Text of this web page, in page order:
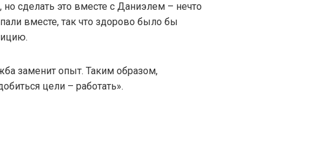
сделать это вместе с Даниэлем – нечто
вместе, так что здорово было бы
заменит опыт. Таким образом,
цели – работать».